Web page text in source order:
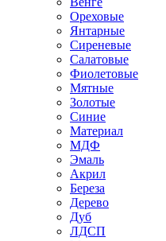
Ореховые
Янтарные
Сиреневые
Салатовые
Фиолетовые
Мятные
Золотые
Синие
Материал
МДФ
Эмаль
Акрил
Береза
Дерево
Дуб
ЛДСП